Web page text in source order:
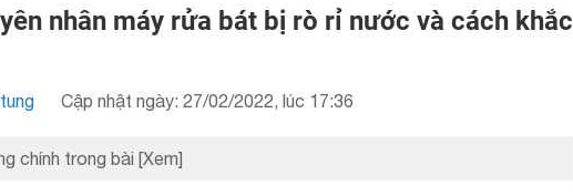
nhân máy rửa bát bị rò rỉ nước và cách khắc
Cập nhật ngày: 27/02/2022, lúc 17:36
chính trong bài [Xem]